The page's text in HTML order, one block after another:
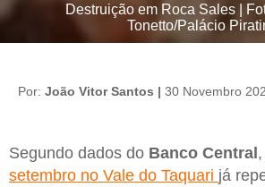
Destruição em Roca Sales |
Tonetto/Palácio
Por: João Vitor Santos | 30 Novembro
Segundo dados do Banco Central
setembro no Vale do Taquari já